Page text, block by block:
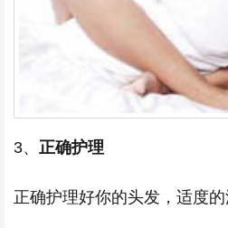
3、 正确护理
正确护理好你的头发，适度